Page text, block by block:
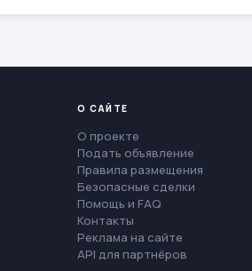
О САЙТЕ
О проекте
Подать объявление
Правила размещения
Безопасные сделки
Помощь и FAQ
Контакты
Реклама на сайте
API для партнёров